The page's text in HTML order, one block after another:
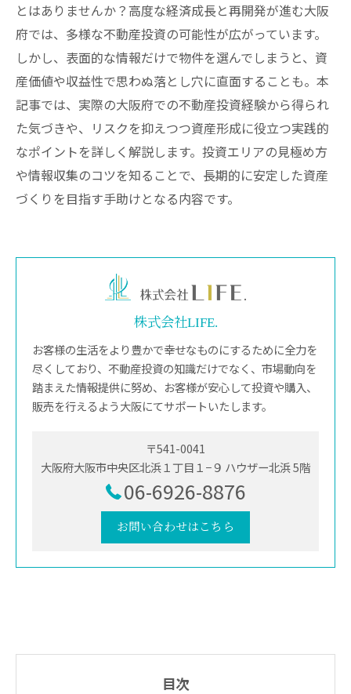
とはありませんか？高度な経済成長と再開発が進む大阪
府では、多様な不動産投資の可能性が広がっています。
しかし、表面的な情報だけで物件を選んでしまうと、資
産価値や収益性で思わぬ落とし穴に直面することも。本
記事では、実際の大阪府での不動産投資経験から得られ
た気づきや、リスクを抑えつつ資産形成に役立つ実践的
なポイントを詳しく解説します。投資エリアの見極め方
や情報収集のコツを知ることで、長期的に安定した資産
づくりを目指す手助けとなる内容です。
株式会社LIFE.
お客様の生活をより豊かで幸せなものにするために全力を
尽くしており、不動産投資の知識だけでなく、市場動向を
踏まえた情報提供に努め、お客様が安心して投資や購入、
販売を行えるよう大阪にてサポートいたします。
〒541-0041
大阪府大阪市中央区北浜１丁目１−９ ハウザー北浜 5階
06-6926-8876
お問い合わせはこちら
目次